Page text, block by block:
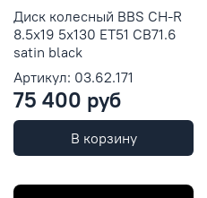
Диск колесный BBS CH-R
8.5x19 5x130 ET51 CB71.6
satin black
Артикул: 03.62.171
75 400 руб
В корзину